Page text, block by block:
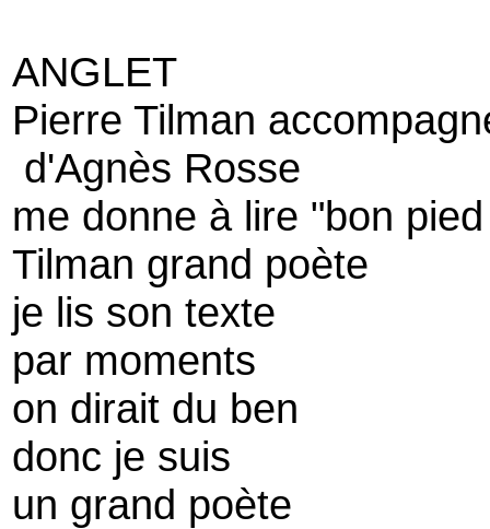
ANGLET
Pierre Tilman
d'Agnès Rosse
me donne à lire "bon
Tilman grand poète
je lis son texte
par moments
on dirait du ben
donc je suis
un grand poète